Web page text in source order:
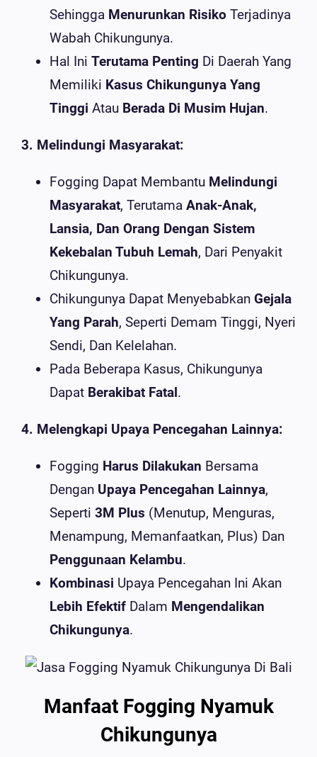
Sehingga Menurunkan Risiko Terjadinya
Wabah Chikungunya.
Hal Ini Terutama Penting Di Daerah Yang
Memiliki Kasus Chikungunya Yang
Tinggi Atau Berada Di Musim Hujan.
3. Melindungi Masyarakat:
Fogging Dapat Membantu Melindungi
Masyarakat, Terutama Anak-Anak,
Lansia, Dan Orang Dengan Sistem
Kekebalan Tubuh Lemah, Dari Penyakit
Chikungunya.
Chikungunya Dapat Menyebabkan Gejala
Yang Parah, Seperti Demam Tinggi, Nyeri
Sendi, Dan Kelelahan.
Pada Beberapa Kasus, Chikungunya
Dapat Berakibat Fatal.
4. Melengkapi Upaya Pencegahan Lainnya:
Fogging Harus Dilakukan Bersama
Dengan Upaya Pencegahan Lainnya,
Seperti 3M Plus (Menutup, Menguras,
Menampung, Memanfaatkan, Plus) Dan
Penggunaan Kelambu.
Kombinasi Upaya Pencegahan Ini Akan
Lebih Efektif Dalam Mengendalikan
Chikungunya.
Manfaat Fogging Nyamuk
Chikungunya